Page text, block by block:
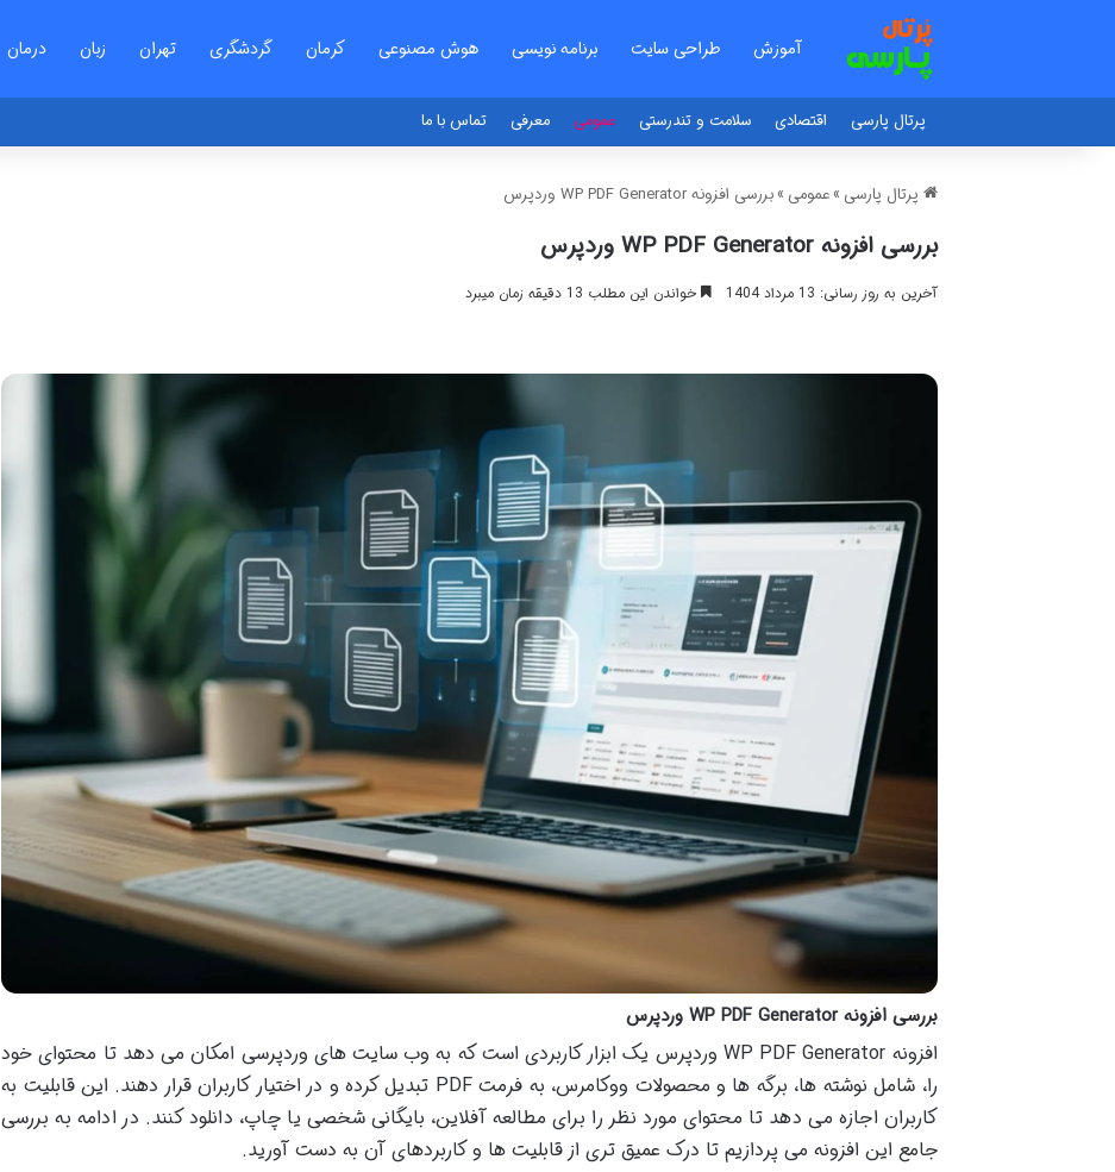
آموزش طراحی سایت برنامه نویسی هوش مصنوعی کرمان گردشگری تهران زبان درمان
پرتال پارسی اقتصادی سلامت و تندرستی عمومی معرفی تماس با ما
پرتال پارسی » عمومی » بررسی افزونه WP PDF Generator وردپرس
بررسی افزونه WP PDF Generator وردپرس
آخرین به روز رسانی: 13 مرداد 1404 خواندن این مطلب 13 دقیقه زمان میبرد
بررسی افزونه WP PDF Generator وردپرس
افزونه WP PDF Generator وردپرس یک ابزار کاربردی است که به وب سایت های وردپرسی امکان می دهد تا محتوای خود
را، شامل نوشته ها، برگه ها و محصولات ووکامرس، به فرمت PDF تبدیل کرده و در اختیار کاربران قرار دهند. این قابلیت به
کاربران اجازه می دهد تا محتوای مورد نظر را برای مطالعه آفلاین، بایگانی شخصی یا چاپ، دانلود کنند. در ادامه به بررسی
جامع این افزونه می پردازیم تا درک عمیق تری از قابلیت ها و کاربردهای آن به دست آورید.